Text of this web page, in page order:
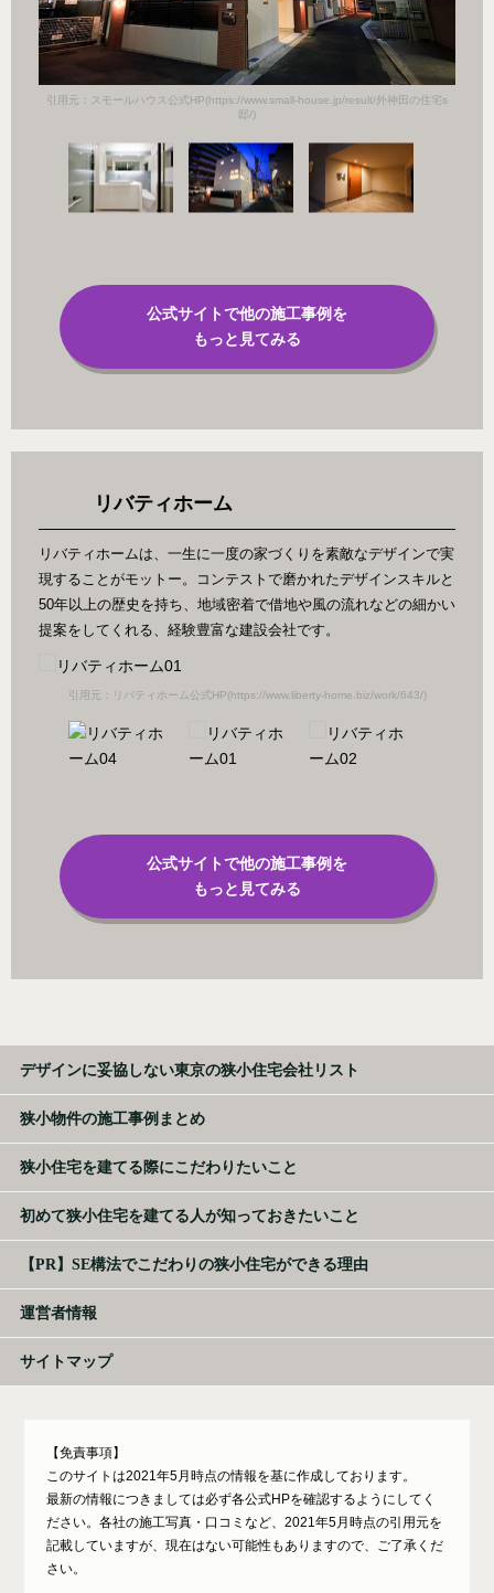
引用元：スモールハウス公式HP(https://www.small-house.jp/result/外神田の住宅s
邸/)
公式サイトで他の施工事例を
もっと見てみる
リバティホーム
リバティホームは、一生に一度の家づくりを素敵なデザインで実
現することがモットー。コンテストで磨かれたデザインスキルと
50年以上の歴史を持ち、地域密着で借地や風の流れなどの細かい
提案をしてくれる、経験豊富な建設会社です。
引用元：リバティホーム公式HP(https://www.liberty-home.biz/work/643/)
公式サイトで他の施工事例を
もっと見てみる
デザインに妥協しない東京の狭小住宅会社リスト
狭小物件の施工事例まとめ
狭小住宅を建てる際にこだわりたいこと
初めて狭小住宅を建てる人が知っておきたいこと
【PR】SE構法でこだわりの狭小住宅ができる理由
運営者情報
サイトマップ
【免責事項】
このサイトは2021年5月時点の情報を基に作成しております。
最新の情報につきましては必ず各公式HPを確認するようにしてく
ださい。各社の施工写真・口コミなど、2021年5月時点の引用元を
記載していますが、現在はない可能性もありますので、ご了承くだ
さい。